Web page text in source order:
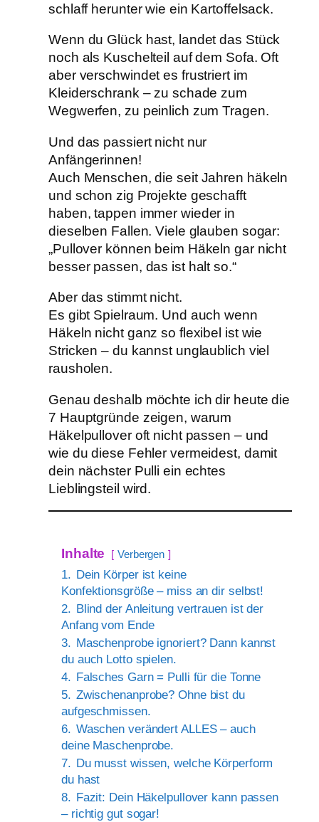
schlaff herunter wie ein Kartoffelsack.
Wenn du Glück hast, landet das Stück
noch als Kuschelteil auf dem Sofa. Oft
aber verschwindet es frustriert im
Kleiderschrank – zu schade zum
Wegwerfen, zu peinlich zum Tragen.
Und das passiert nicht nur
Anfängerinnen!
Auch Menschen, die seit Jahren häkeln
und schon zig Projekte geschafft
haben, tappen immer wieder in
dieselben Fallen. Viele glauben sogar:
„Pullover können beim Häkeln gar nicht
besser passen, das ist halt so.“
Aber das stimmt nicht.
Es gibt Spielraum. Und auch wenn
Häkeln nicht ganz so flexibel ist wie
Stricken – du kannst unglaublich viel
rausholen.
Genau deshalb möchte ich dir heute die
7 Hauptgründe zeigen, warum
Häkelpullover oft nicht passen – und
wie du diese Fehler vermeidest, damit
dein nächster Pulli ein echtes
Lieblingsteil wird.
Inhalte Verbergen
1. Dein Körper ist keine
Konfektionsgröße – miss an dir selbst!
2. Blind der Anleitung vertrauen ist der
Anfang vom Ende
3. Maschenprobe ignoriert? Dann kannst
du auch Lotto spielen.
4. Falsches Garn = Pulli für die Tonne
5. Zwischenanprobe? Ohne bist du
aufgeschmissen.
6. Waschen verändert ALLES – auch
deine Maschenprobe.
7. Du musst wissen, welche Körperform
du hast
8. Fazit: Dein Häkelpullover kann passen
– richtig gut sogar!